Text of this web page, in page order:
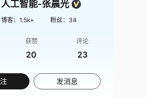
人工智能-张晨光
博客： 1.5k+ 粉丝： 34
获赞
20
评论
23
发消息